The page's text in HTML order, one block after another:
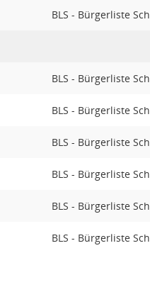
BLS - Bürgerliste
BLS - Bürgerliste
BLS - Bürgerliste
BLS - Bürgerliste
BLS - Bürgerliste
BLS - Bürgerliste
BLS - Bürgerliste